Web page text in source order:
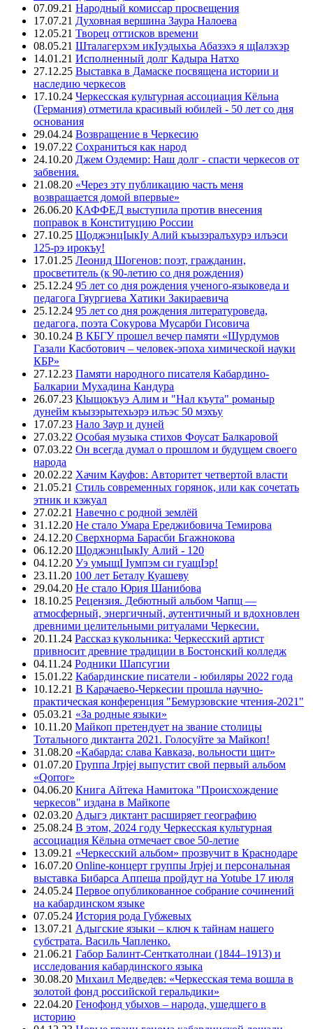
07.09.21 Народный комиссар просвещения
17.07.21 Духовная вершина Заура Налоева
12.05.21 Творец оттисков времени
08.05.21 Шталагерхэм икIуэдыхьа Абазэхэ я щIалэхэр
14.01.21 Исполненный долг Кадыра Натхо
27.12.25 Выставка в Дамаске посвящена истории и
наследию черкесов
17.10.24 Черкесская культурная ассоциация Кёльна
(Германия) отметила красивый юбилей - 50 лет со дня
основания
29.04.24 Возвращение в Черкесию
19.07.22 Сохраниться как народ
24.10.20 Джем Оздемир: Наш долг - спасти черкесов от
забвения.
21.08.20 «Через эту публикацию часть меня
возвращается домой впервые»
26.06.20 КАФФЕД выступила против внесения
поправок в Конституцию России
27.10.25 ЩоджэнцIыкIу Алий къызэралъхурэ илъэси
125-рэ ирокъу!
17.01.25 Леонид Шогенов: поэт, гражданин,
просветитель (к 90-летию со дня рождения)
25.12.24 95 лет со дня рождения ученого-языковеда и
педагога Гяургиева Хатики Закираевича
25.12.24 95 лет со дня рождения литературоведа,
педагога, поэта Сокурова Мусарби Гисовича
30.10.24 В КБГУ прошел вечер памяти «Шурдумов
Газали Касботович – человек-эпоха химической науки
КБР»
27.12.23 Памяти народного писателя Кабардино-
Балкарии Мухадина Кандура
26.07.23 Кlыщокъуэ Алим и "Нал къута" романыр
дунейм къызэрытехьэрэ илъэс 50 мэхъу
17.07.23 Нало Заур и дуней
27.03.22 Особая музыка стихов Фоусат Балкаровой
07.03.22 Он всегда думал о прошлом и будущем своего
народа
20.02.22 Хачим Кауфов: Авторитет четвертой власти
21.05.21 Стиль современных горянок, или как сочетать
этник и кэжуал
27.02.21 Навечно с родной землёй
31.12.20 Не стало Умара Ереджибовича Темирова
24.12.20 Сверхнорма Барасби Бгажнокова
06.12.20 ЩоджэнцIыкIу Алий - 120
04.12.20 Уэ умыщI Iумпэм си гуащIэр!
23.11.20 100 лет Беталу Куашеву
29.04.20 Не стало Юрия Шанибова
18.10.25 Рецензия. Дебютный альбом Чапщ —
атмосферный, энергичный, аутентичный и вдохновлен
древними целительными ритуалами Черкесии.
20.11.24 Рассказ кукольника: Черкесский артист
привносит древние традиции в Бостонский колледж
04.11.24 Родники Шапсугии
15.01.22 Кабардинские писатели - юбиляры 2022 года
10.12.21 В Карачаево-Черкесии прошла научно-
практическая конференция "Бемурзовские чтения-2021"
05.03.21 «За родные языки»
10.11.20 Майкоп претендует на звание столицы
Тотального диктанта 2021. Голосуйте за Майкоп!
31.08.20 «Кабарда: слава Кавказа, вольности щит»
01.07.20 Группа Jrpjej выпустит свой первый альбом
«Qorror»
04.06.20 Книга Айтека Намитока "Происхождение
черкесов" издана в Майкопе
02.03.20 Адыгэ диктант расширяет географию
25.08.24 В этом, 2024 году Черкесская культурная
ассоциация Кёльна отмечает свое 50-летие
13.09.21 «Черкесский альбом» прозвучит в Краснодаре
16.07.20 Online-концерт группы Jrpjej и персональная
выставка Бибарса Аппеша пройдут на Yotube 17 июля
24.05.24 Первое опубликованное собрание сочинений
на кабардинском языке
07.05.24 История рода Губжевых
13.07.21 Адыгские языки – ключ к тайнам нашего
субстрата. Василь Чапленко.
21.06.21 Габор Балинт-Сенткатолнаи (1844–1913) и
исследования кабардинского языка
30.08.20 Михаил Медведев: «Черкесская тема вошла в
золотой фонд российской геральдики»
22.04.20 Генофонд убыхов – народа, ушедшего в
историю